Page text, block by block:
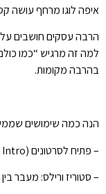
איפה לוגו מרחף עושה קסמים? 9 זירות שאנשים לא
הרבה עסקים חושבים על
למה זה מרגיש “כמו
בהרבה מקומות.
הנה כמה שימושים
– פתיח לסרטונים (Intro קצר של 2–4 שניות)
– סטוריז ורילס: מעבר